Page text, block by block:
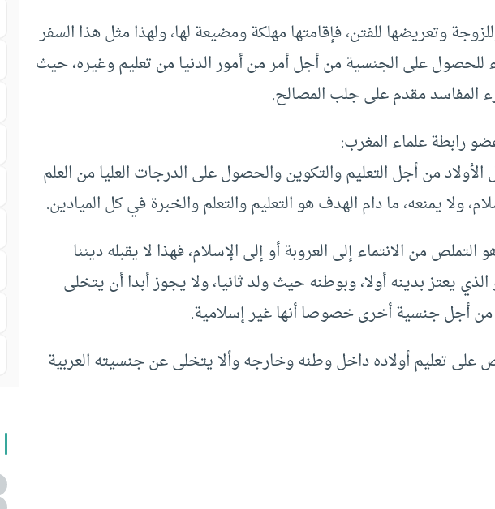
وتعريضها للفتن، فإقامتها مهلكة ومضيعة لها، ولهذا مثل هذا السفر
للحصول على الجنسية من أجل أمر من أمور الدنيا من تعليم وغيره، حيث
المفاسد مقدم على جلب المصالح.
رابطة علماء المغرب:
من أجل التعليم والتكوين والحصول على الدرجات العليا من العلم
ولا يمنعه، ما دام الهدف هو التعليم والتعلم والخبرة في كل الميادين.
من الانتماء إلى العروبة أو إلى الإسلام، فهذا لا يقبله ديننا
يعتز بدينه أولا، وبوطنه حيث ولد ثانيا، ولا يجوز أبدا أن يتخلى
أجل جنسية أخرى خصوصا أنها غير إسلامية.
تعليم أولاده داخل وطنه وخارجه وألا يتخلى عن جنسيته العربية